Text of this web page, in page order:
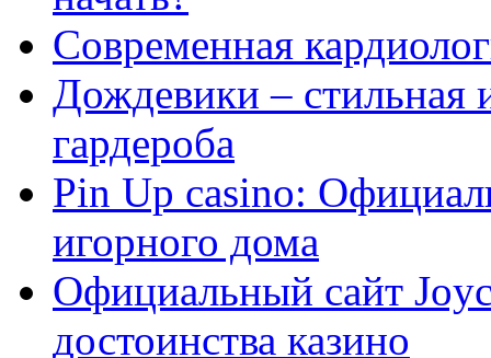
Современная
Дождевики – стильная
гардероба
Pin Up casino:
игорного дома
Официальный сайт
достоинства казино